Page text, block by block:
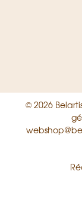
© 2026